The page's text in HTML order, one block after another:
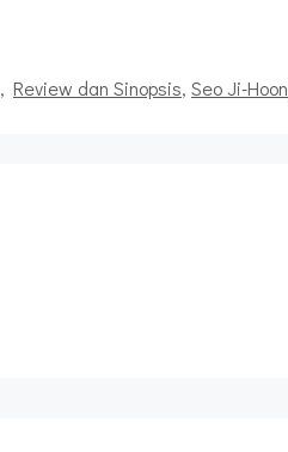
, Review dan Sinopsis, Seo Ji-Hoon